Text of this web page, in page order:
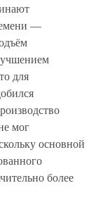
—
для
мог
основной
более